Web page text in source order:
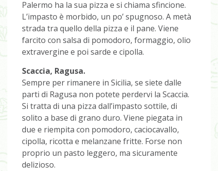
Palermo ha la sua pizza e si chiama sfincione.
L’impasto è morbido, un po’ spugnoso. A metà
strada tra quello della pizza e il pane. Viene
farcito con salsa di pomodoro, formaggio, olio
extravergine e poi sarde e cipolla.
Scaccia, Ragusa.
Sempre per rimanere in Sicilia, se siete dalle
parti di Ragusa non potete perdervi la Scaccia.
Si tratta di una pizza dall’impasto sottile, di
solito a base di grano duro. Viene piegata in
due e riempita con pomodoro, caciocavallo,
cipolla, ricotta e melanzane fritte. Forse non
proprio un pasto leggero, ma sicuramente
delizioso.